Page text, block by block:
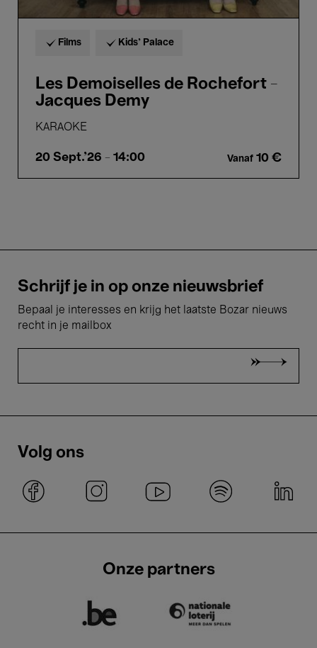
Films Kids’ Palace
Les Demoiselles de Rochefort -
Jacques Demy
KARAOKE
20 Sept.'26 - 14:00 Vanaf 10 €
Schrijf je in op onze nieuwsbrief
Bepaal je interesses en krijg het laatste Bozar nieuws
recht in je mailbox
Volg ons
Onze partners